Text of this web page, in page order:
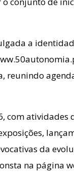
a
reunindo
com
da
na página